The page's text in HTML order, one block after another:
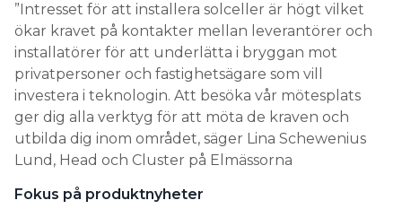
”Intresset för att installera solceller är högt vilket
ökar kravet på kontakter mellan leverantörer och
installatörer för att underlätta i bryggan mot
privatpersoner och fastighetsägare som vill
investera i teknologin. Att besöka vår mötesplats
ger dig alla verktyg för att möta de kraven och
utbilda dig inom området, säger Lina Schewenius
Lund, Head och Cluster på Elmässorna
Fokus på produktnyheter